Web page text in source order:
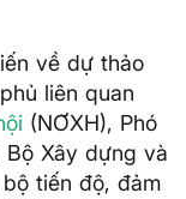
về dự thảo
liên quan
(NƠXH), Phó
Bộ Xây dựng và
tiến độ, đảm